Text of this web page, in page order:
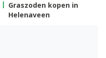
Graszoden kopen in
Helenaveen